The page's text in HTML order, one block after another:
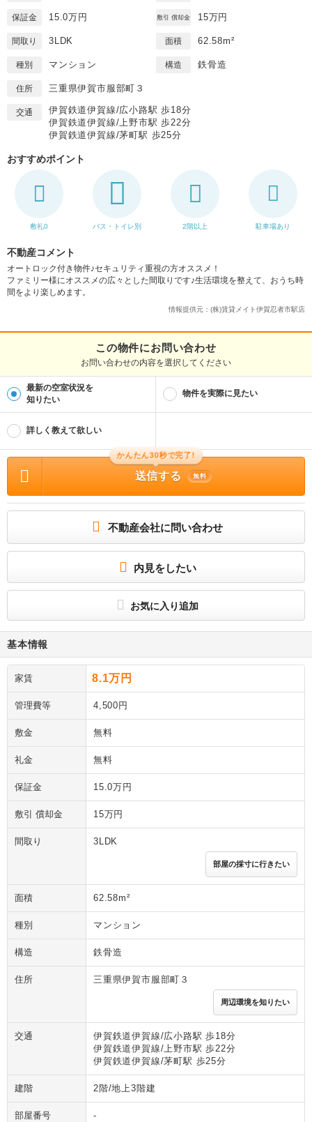
保証金 15.0万円 敷引 償却金 15万円
間取り 3LDK 面積 62.58m²
種別 マンション 構造 鉄骨造
住所 三重県伊賀市服部町３
交通
伊賀鉄道伊賀線/広小路駅 歩18分
伊賀鉄道伊賀線/上野市駅 歩22分
伊賀鉄道伊賀線/茅町駅 歩25分
おすすめポイント
敷礼0 バス・トイレ別 2階以上 駐車場あり
不動産コメント
オートロック付き物件♪セキュリティ重視の方オススメ！
ファミリー様にオススメの広々とした間取りです♪生活環境を整えて、おうち時
間をより楽しめます。
情報提供元：(株)賃貸メイト伊賀忍者市駅店
この物件にお問い合わせ
お問い合わせの内容を選択してください
最新の空室状況を
知りたい
物件を実際に見たい
詳しく教えて欲しい
かんたん30秒で完了!
送信する 無料
不動産会社に問い合わせ
内見をしたい
お気に入り追加
基本情報
家賃 8.1万円
管理費等 4,500円
敷金 無料
礼金 無料
保証金 15.0万円
敷引 償却金 15万円
間取り 3LDK
部屋の採寸に行きたい
面積 62.58m²
種別 マンション
構造 鉄骨造
住所 三重県伊賀市服部町３
周辺環境を知りたい
交通
伊賀鉄道伊賀線/広小路駅 歩18分
伊賀鉄道伊賀線/上野市駅 歩22分
伊賀鉄道伊賀線/茅町駅 歩25分
建階 2階/地上3階建
部屋番号 -